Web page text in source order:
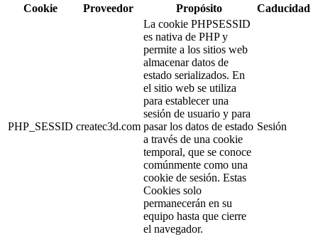
Cookie
Proveedor Propósito Caducidad
PHP_SESSID createc3d.com
La cookie PHPSESSID
es nativa de PHP y
permite a los sitios web
almacenar datos de
estado serializados. En
el sitio web se utiliza
para establecer una
sesión de usuario y para
pasar los datos de estado
a través de una cookie
temporal, que se conoce
comúnmente como una
cookie de sesión. Estas
Cookies solo
permanecerán en su
equipo hasta que cierre
el navegador.
Sesión